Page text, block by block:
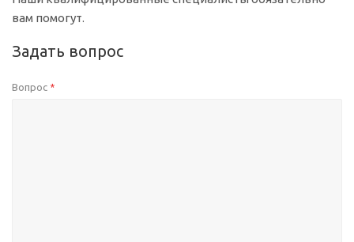
вам помогут.
Задать вопрос
Вопрос *